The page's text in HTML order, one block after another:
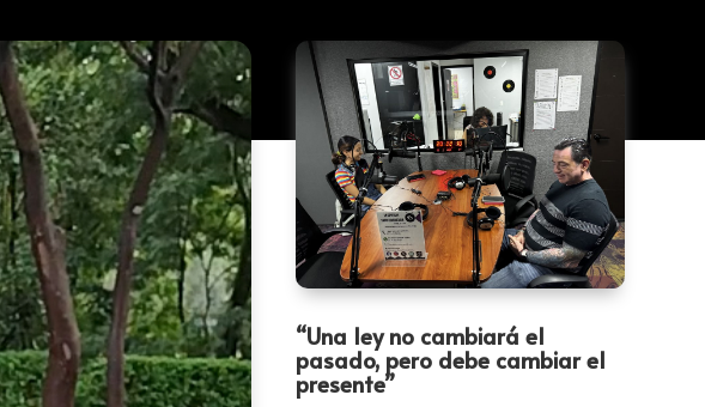
“Una ley no cambiará el
pasado, pero debe cambiar el
presente”